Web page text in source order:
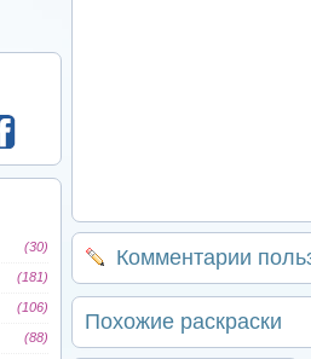
(30)
(181)
(106)
(88)
Комментарии
Похожие раскраски